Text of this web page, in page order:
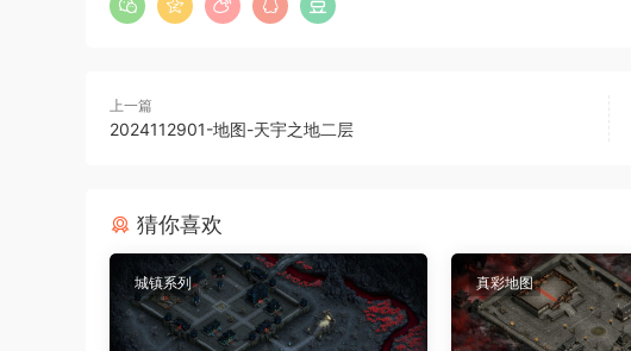
上一篇
2024112901-地图-天宇之地二层
猜你喜欢
城镇系列 真彩地图